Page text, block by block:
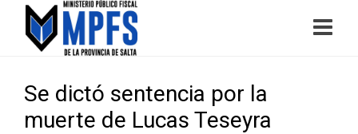
Se dictó sentencia por la
muerte de Lucas Teseyra